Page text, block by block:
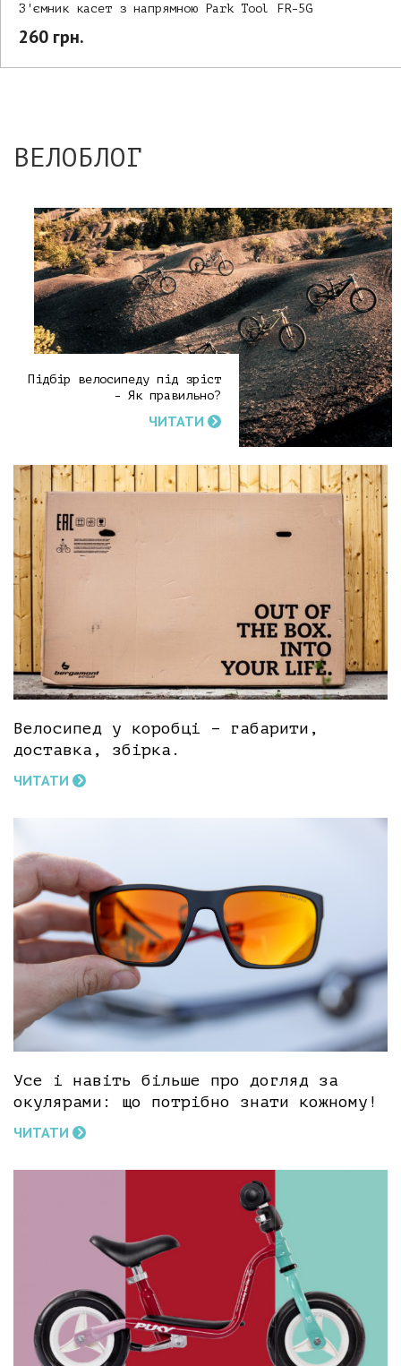
З'ємник касет з напрямною Park Tool FR-5G
260 грн.
ВЕЛОБЛОГ
Підбір велосипеду під зріст
- Як правильно?
ЧИТАТИ
Велосипед у коробці – габарити,
доставка, збірка.
ЧИТАТИ
Усе і навіть більше про догляд за
окулярами: що потрібно знати кожному!
ЧИТАТИ